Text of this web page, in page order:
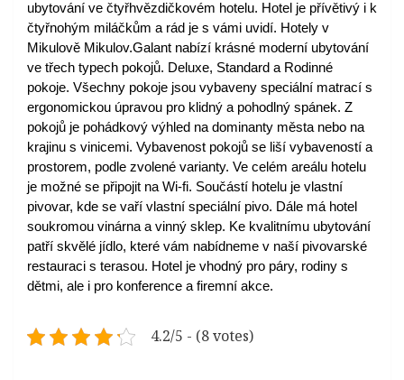
ubytování ve čtyřhvězdičkovém hotelu. Hotel je přívětivý i k
čtyřnohým miláčkům a rád je s vámi uvidí. Hotely v
Mikulově Mikulov.Galant nabízí krásné moderní ubytování
ve třech typech pokojů. Deluxe, Standard a Rodinné
pokoje. Všechny pokoje jsou vybaveny speciální matrací s
ergonomickou úpravou pro klidný a pohodlný spánek. Z
pokojů je pohádkový výhled na dominanty města nebo na
krajinu s vinicemi. Vybavenost pokojů se liší vybaveností a
prostorem, podle zvolené varianty. Ve celém areálu hotelu
je možné se připojit na Wi-fi. Součástí hotelu je vlastní
pivovar, kde se vaří vlastní speciální pivo. Dále má hotel
soukromou vinárna a vinný sklep. Ke kvalitnímu ubytování
patří skvělé jídlo, které vám nabídneme v naší pivovarské
restauraci s terasou. Hotel je vhodný pro páry, rodiny s
dětmi, ale i pro konference a firemní akce.
4.2/5 - (8 votes)